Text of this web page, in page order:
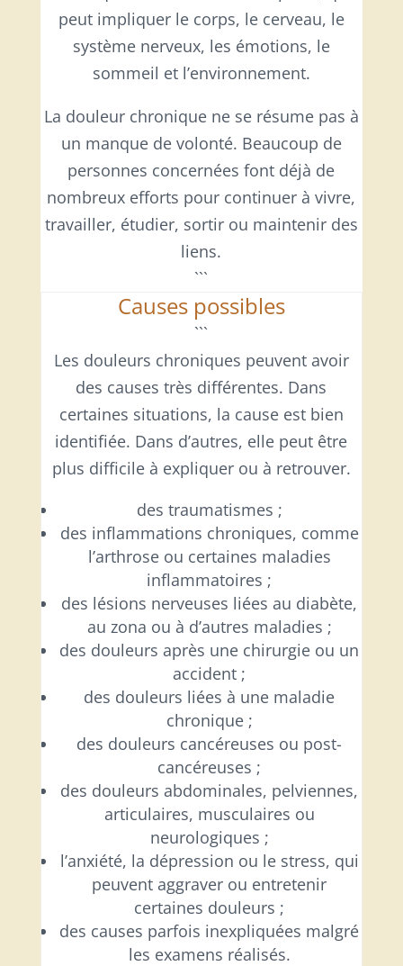
peut impliquer le corps, le cerveau, le
système nerveux, les émotions, le
sommeil et l’environnement.
La douleur chronique ne se résume pas à
un manque de volonté. Beaucoup de
personnes concernées font déjà de
nombreux efforts pour continuer à vivre,
travailler, étudier, sortir ou maintenir des
liens.
```
Causes possibles
```
Les douleurs chroniques peuvent avoir
des causes très différentes. Dans
certaines situations, la cause est bien
identifiée. Dans d’autres, elle peut être
plus difficile à expliquer ou à retrouver.
des traumatismes ;
des inflammations chroniques, comme
l’arthrose ou certaines maladies
inflammatoires ;
des lésions nerveuses liées au diabète,
au zona ou à d’autres maladies ;
des douleurs après une chirurgie ou un
accident ;
des douleurs liées à une maladie
chronique ;
des douleurs cancéreuses ou post-
cancéreuses ;
des douleurs abdominales, pelviennes,
articulaires, musculaires ou
neurologiques ;
l’anxiété, la dépression ou le stress, qui
peuvent aggraver ou entretenir
certaines douleurs ;
des causes parfois inexpliquées malgré
les examens réalisés.